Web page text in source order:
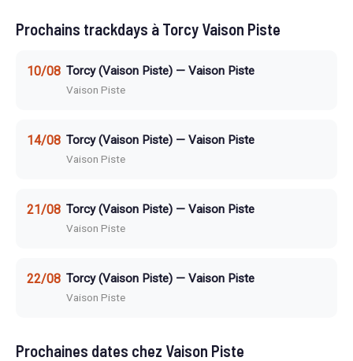
Prochains trackdays à Torcy Vaison Piste
10/08 Torcy (Vaison Piste) — Vaison Piste
Vaison Piste
14/08 Torcy (Vaison Piste) — Vaison Piste
Vaison Piste
21/08 Torcy (Vaison Piste) — Vaison Piste
Vaison Piste
22/08 Torcy (Vaison Piste) — Vaison Piste
Vaison Piste
Prochaines dates chez Vaison Piste